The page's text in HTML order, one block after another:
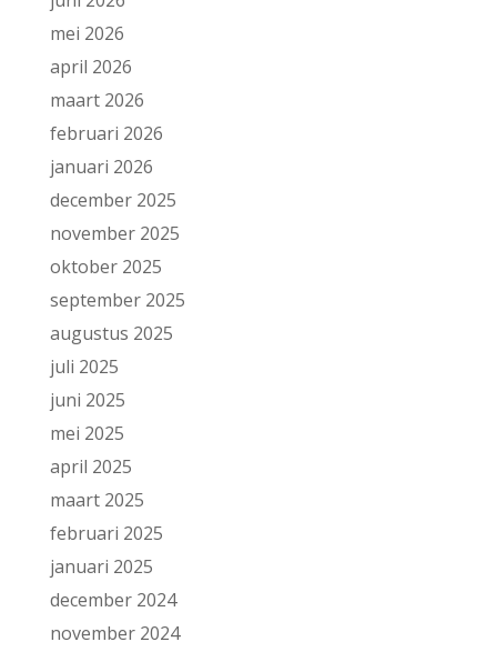
mei 2026
april 2026
maart 2026
februari 2026
januari 2026
december 2025
november 2025
oktober 2025
september 2025
augustus 2025
juli 2025
juni 2025
mei 2025
april 2025
maart 2025
februari 2025
januari 2025
december 2024
november 2024